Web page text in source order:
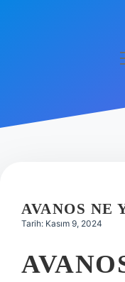
Hakkımızda
AVANOS NE
Tarih: Kasım 9, 2024